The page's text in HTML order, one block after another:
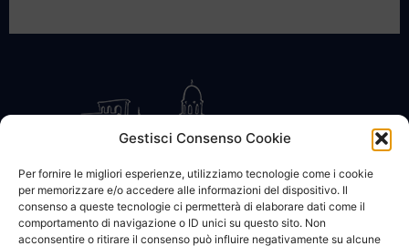
Gestisci Consenso Cookie
Per fornire le migliori esperienze, utilizziamo tecnologie come i cookie
per memorizzare e/o accedere alle informazioni del dispositivo. Il
consenso a queste tecnologie ci permetterà di elaborare dati come il
comportamento di navigazione o ID unici su questo sito. Non
acconsentire o ritirare il consenso può influire negativamente su alcune
CONTATTACI COOKIE POLICY PRIVACY